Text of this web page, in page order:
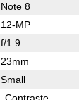
Note 8
12-MP
f/1.9
23mm
Small